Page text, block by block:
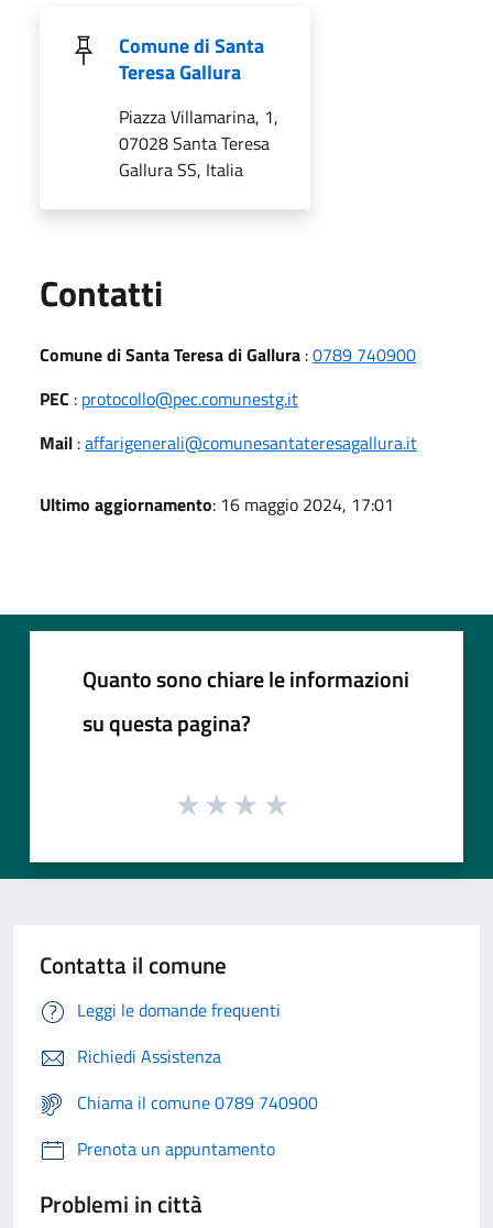
Comune di Santa
Teresa Gallura
Piazza Villamarina, 1,
07028 Santa Teresa
Gallura SS, Italia
Contatti
Comune di Santa Teresa di Gallura :0789 740900
PEC : protocollo@pec.comunestg.it
Mail :affarigenerali@comunesantateresagallura.it
Ultimo aggiornamento: 16 maggio 2024, 17:01
Quanto sono chiare le informazioni
su questa pagina?
Contatta il comune
Leggi le domande frequenti
Richiedi Assistenza
Chiama il comune 0789 740900
Prenota un appuntamento
Problemi in città